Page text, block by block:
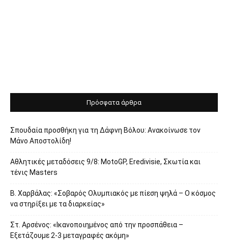
Πρόσφατα άρθρα
Σπουδαία προσθήκη για τη Δάφνη Βόλου: Ανακοίνωσε τον
Μάνο Αποστολίδη!
Αθλητικές μεταδόσεις 9/8: MotoGP, Eredivisie, Σκωτία και
τένις Masters
Β. Χαρβάλας: «Σοβαρός Ολυμπιακός με πίεση ψηλά – Ο κόσμος
να στηρίξει με τα διαρκείας»
Στ. Αρσένος: «Ικανοποιημένος από την προσπάθεια –
Εξετάζουμε 2-3 μεταγραφές ακόμη»